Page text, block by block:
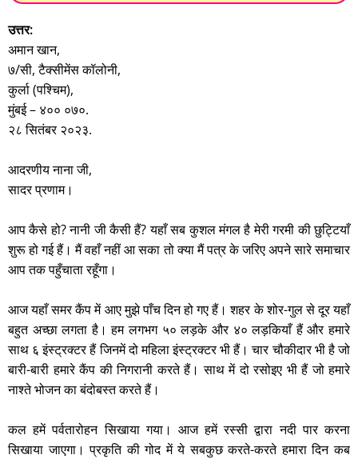
उत्तर:
अमान खान,
७/सी, टैक्सीमेंस कॉलोनी,
कुर्ला (पश्चिम),
मुंबई – ४०० ०७०.
२८ सितंबर २०२३.
आदरणीय नाना जी,
सादर प्रणाम।
आप कैसे हो? नानी जी कैसी हैं? यहाँ सब कुशल मंगल है मेरी गरमी की छुट्टियाँ
शुरू हो गई हैं। मैं वहाँ नहीं आ सका तो क्या मैं पत्र के जरिए अपने सारे समाचार
आप तक पहुँचाता रहूँगा।
आज यहाँ समर कैंप में आए मुझे पाँच दिन हो गए हैं। शहर के शोर-गुल से दूर यहाँ
बहुत अच्छा लगता है। हम लगभग ५० लड़के और ४० लड़कियाँ हैं और हमारे
साथ ६ इंस्ट्रक्टर हैं जिनमें दो महिला इंस्ट्रक्टर भी हैं। चार चौकीदार भी है जो
बारी-बारी हमारे कैंप की निगरानी करते हैं। साथ में दो रसोइए भी हैं जो हमारे
नाश्ते भोजन का बंदोबस्त करते हैं।
कल हमें पर्वतारोहन सिखाया गया। आज हमें रस्सी द्वारा नदी पार करना
सिखाया जाएगा। प्रकृति की गोद में ये सबकुछ करते-करते हमारा दिन कब